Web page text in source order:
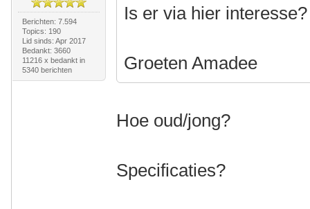
Berichten: 7.594
Topics: 190
Lid sinds: Apr 2017
Bedankt: 3660
11216 x bedankt in
5340 berichten
Is er via hier
Groeten Amadee
Hoe oud/jong?
Specificaties?